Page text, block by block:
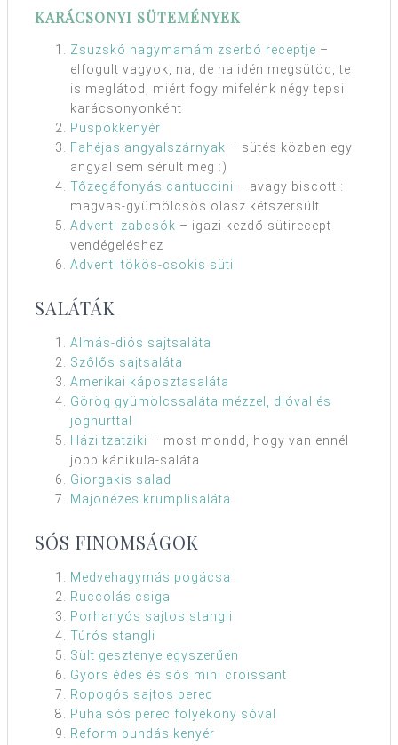
KARÁCSONYI SÜTEMÉNYEK
Zsuzskó nagymamám zserbó receptje –
elfogult vagyok, na, de ha idén megsütöd, te
is meglátod, miért fogy mifelénk négy tepsi
karácsonyonként
Püspökkenyér
Fahéjas angyalszárnyak – sütés közben egy
angyal sem sérült meg :)
Tőzegáfonyás cantuccini – avagy biscotti:
magvas-gyümölcsös olasz kétszersült
Adventi zabcsók – igazi kezdő sütirecept
vendégeléshez
Adventi tökös-csokis süti
SALÁTÁK
Almás-diós sajtsaláta
Szőlős sajtsaláta
Amerikai káposztasaláta
Görög gyümölcssaláta mézzel, dióval és
joghurttal
Házi tzatziki – most mondd, hogy van ennél
jobb kánikula-saláta
Giorgakis salad
Majonézes krumplisaláta
SÓS FINOMSÁGOK
Medvehagymás pogácsa
Ruccolás csiga
Porhanyós sajtos stangli
Túrós stangli
Sült gesztenye egyszerűen
Gyors édes és sós mini croissant
Ropogós sajtos perec
Puha sós perec folyékony sóval
Reform bundás kenyér